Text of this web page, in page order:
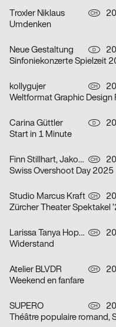
Troxler Niklaus CH
Umdenken
Neue Gestaltung D
kollygujer CH
Carina Güttler D
Start in 1 Minute
Finn Stillhart, Jakob Galler, Lorena Gamper CH
Swiss Overshoot Day 2025
Studio Marcus Kraft CH
Zürcher Theater Spektakel
Larissa Tanya Hoppeler CH
Widerstand
Atelier BLVDR CH
Weekend en fanfare
SUPERO CH